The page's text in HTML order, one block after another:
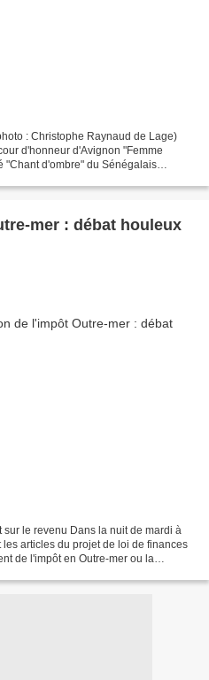
: Christophe Raynaud de Lage)
d'honneur d'Avignon "Femme
"Chant d'ombre" du Sénégalais
mer : débat houleux
le revenu Dans la nuit de mardi à
articles du projet de loi de finances
de l'impôt en Outre-mer ou la